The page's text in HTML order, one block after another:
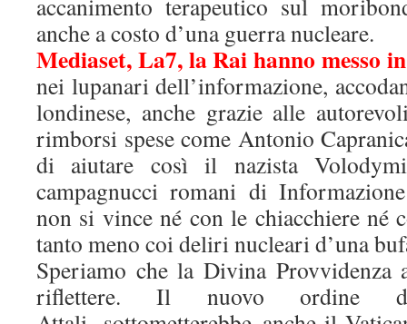
accanimento terapeutico sul
anche a costo d’una guerra nucleare.
Mediaset, La7, la Rai hanno messo
nei lupanari dell’informazione,
londinese, anche grazie alle
rimborsi spese come Antonio
di aiutare così il nazista
campagnucci romani di
non si vince né con le chiacchiere né
tanto meno coi deliri nucleari d’una
Speriamo che la Divina Provvidenza
riflettere. Il nuovo ordine del